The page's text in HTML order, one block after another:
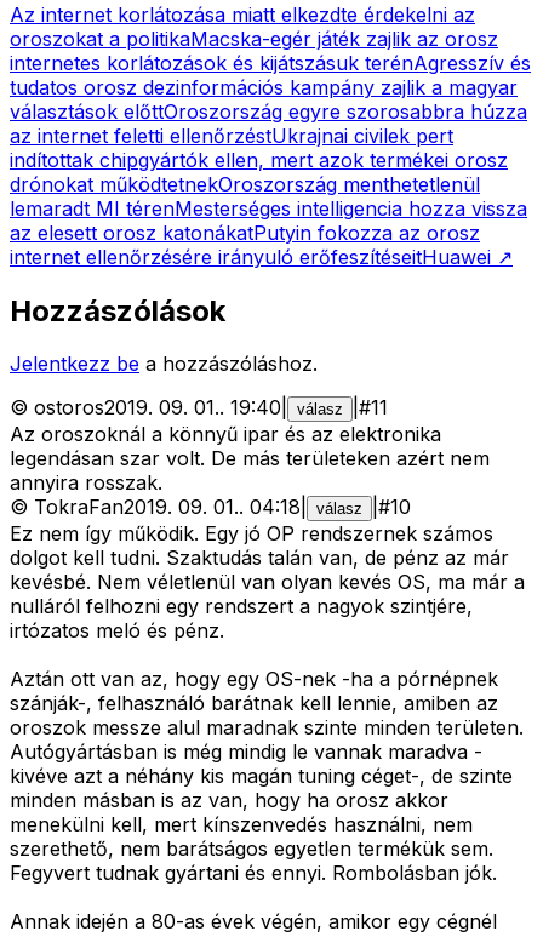
Az internet korlátozása miatt elkezdte érdekelni az
oroszokat a politikaMacska-egér játék zajlik az orosz
internetes korlátozások és kijátszásuk terénAgresszív és
tudatos orosz dezinformációs kampány zajlik a magyar
választások előttOroszország egyre szorosabbra húzza
az internet feletti ellenőrzéstUkrajnai civilek pert
indítottak chipgyártók ellen, mert azok termékei orosz
drónokat működtetnekOroszország menthetetlenül
lemaradt MI térenMesterséges intelligencia hozza vissza
az elesett orosz katonákatPutyin fokozza az orosz
internet ellenőrzésére irányuló erőfeszítéseitHuawei ↗
Hozzászólások
Jelentkezz be a hozzászóláshoz.
© ostoros2019. 09. 01.. 19:40 válasz #11
Az oroszoknál a könnyű ipar és az elektronika
legendásan szar volt. De más területeken azért nem
annyira rosszak.
© TokraFan2019. 09. 01.. 04:18 válasz #10
Ez nem így működik. Egy jó OP rendszernek számos
dolgot kell tudni. Szaktudás talán van, de pénz az már
kevésbé. Nem véletlenül van olyan kevés OS, ma már a
nulláról felhozni egy rendszert a nagyok szintjére,
irtózatos meló és pénz.
Aztán ott van az, hogy egy OS-nek -ha a pórnépnek
szánják-, felhasználó barátnak kell lennie, amiben az
oroszok messze alul maradnak szinte minden területen.
Autógyártásban is még mindig le vannak maradva -
kivéve azt a néhány kis magán tuning céget-, de szinte
minden másban is az van, hogy ha orosz akkor
menekülni kell, mert kínszenvedés használni, nem
szerethető, nem barátságos egyetlen termékük sem.
Fegyvert tudnak gyártani és ennyi. Rombolásban jók.
Annak idején a 80-as évek végén, amikor egy cégnél